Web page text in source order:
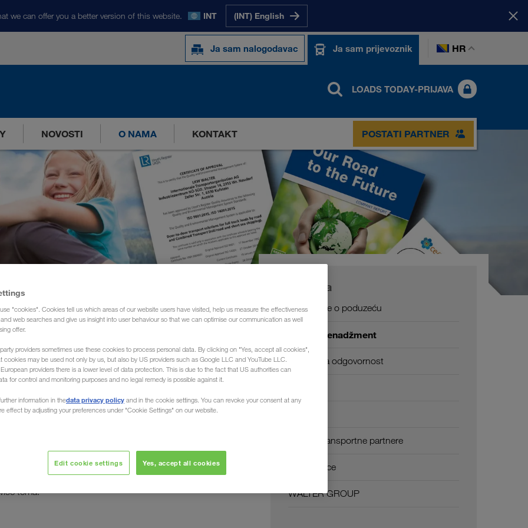
we can offer you a better version of this website. INT (INT) English
Ja sam nalogodavac Ja sam prijevoznik HR
LOADS TODAY-PRIJAVA
NOVOSTI O NAMA KONTAKT POSTATI PARTNER
Environment - Quality
procese, metode i instrumente koje su
sigurnosti, zdravlja, okoliša i kvalitete.
prijevozničkim partnerima koji izravno, bez
tema.
O nama
Informacije o poduzeću
SHEQ-menadžment
Društvena odgovornost
ČPP za transportne partnere
Compliance
WALTER GROUP
"cookies". Cookies tell us which areas of our website users have visited, help us measure the effectiveness
web searches and give us insight into user behaviour so that we can optimise our communication as well
offer.
providers sometimes use these cookies to process personal data. By clicking on "Yes, accept all cookies",
cookies may be used not only by us, but also by US providers such as Google LLC and YouTube LLC.
providers there is a lower level of data protection. This is due to the fact that US authorities can
for control and monitoring purposes and no legal remedy is possible against it.
information in thedata privacy policy and in the cookie settings. You can revoke your consent at any
effect by adjusting your preferences under "Cookie Settings" on our website.
Edit cookie settings Yes, accept all cookies